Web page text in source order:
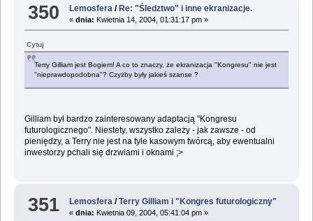
350 Lemosfera / Re: "Śledztwo" i inne ekranizacje.
«dnia: Kwietnia 14, 2004, 01:31:17 pm »
Cytuj
Terry Gilliam jest Bogiem! A co to znaczy, że ekranizacja "Kongresu" nie jest
"nieprawdopodobna"? Czyżby były jakieś szanse ?
Gilliam był bardzo zainteresowany adaptacją "Kongresu
futurologicznego". Niestety, wszystko zależy - jak zawsze - od
pieniędzy, a Terry nie jest na tyle kasowym twórcą, aby ewentualni
inwestorzy pchali się drzwiami i oknami ;>
351 Lemosfera /Terry Gilliam i "Kongres futurologiczny"
«dnia: Kwietnia 09, 2004, 05:41:04 pm »